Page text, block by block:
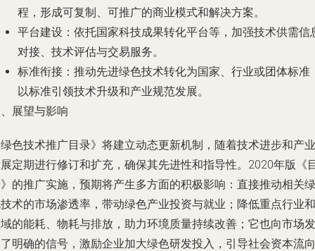
程，形成可复制、可推广的商业模式和解决方案。
平台建设 ：依托国家科技成果转化平台等，加强技术供需信
对接、技术评估与交易服务。
标准衔接 ：推动先进绿色技术转化为国家、行业或团体标准
以标准引领技术升级和产业规范发展。
展望与影响
色技术推广目录》将建立动态更新机制，随着技术进步和产业
定期进行修订和扩充，确保其先进性和指导性。2020年版《
的推广实施，预期将产生多方面的积极影响：直接推动相关绿
术的市场渗透率，带动绿色产业投资与就业；降低重点行业和
的能耗、物耗与排放，助力环境质量持续改善；它也向市场发
明确的信号，激励企业加大绿色研发投入，引导社会资本流向